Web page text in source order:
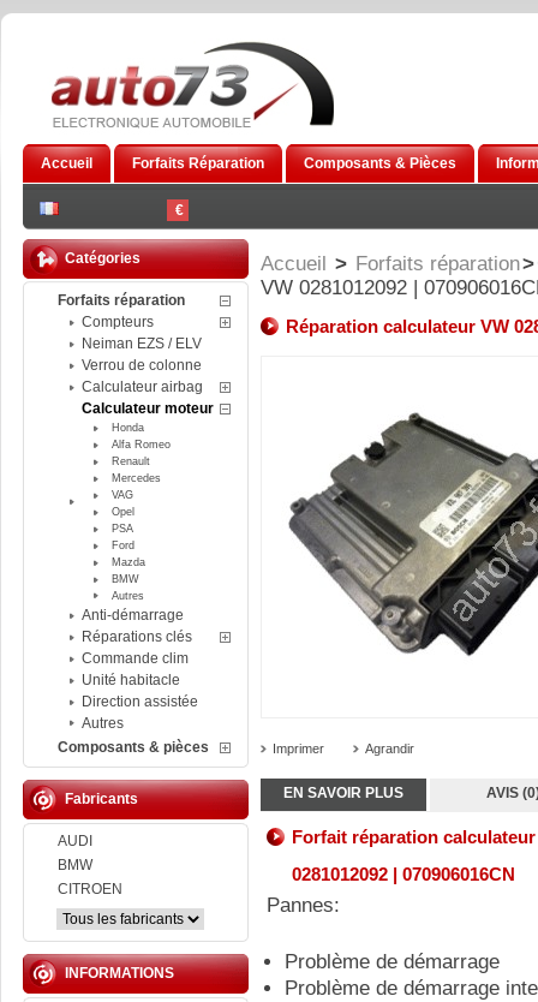
€
Accueil Forfaits Réparation Composants & Pièces
Catégories
Forfaits réparation
Compteurs
Neiman EZS / ELV
Verrou de colonne
Calculateur airbag
Calculateur moteur
Honda
Alfa Romeo
Renault
Mercedes
VAG
Opel
PSA
Ford
Mazda
BMW
Autres
Anti-démarrage
Réparations clés
Commande clim
Unité habitacle
Direction assistée
Autres
Composants & pièces
Fabricants
AUDI
BMW
CITROEN
INFORMATIONS
Accueil > Forfaits réparation>
VW 0281012092 |
Réparation calculateur VW
Imprimer Agrandir
EN SAVOIR PLUS AVIS
Forfait réparation
0281012092 | 070906016CN
Pannes:
Problème de démarrage
Problème de démarrage